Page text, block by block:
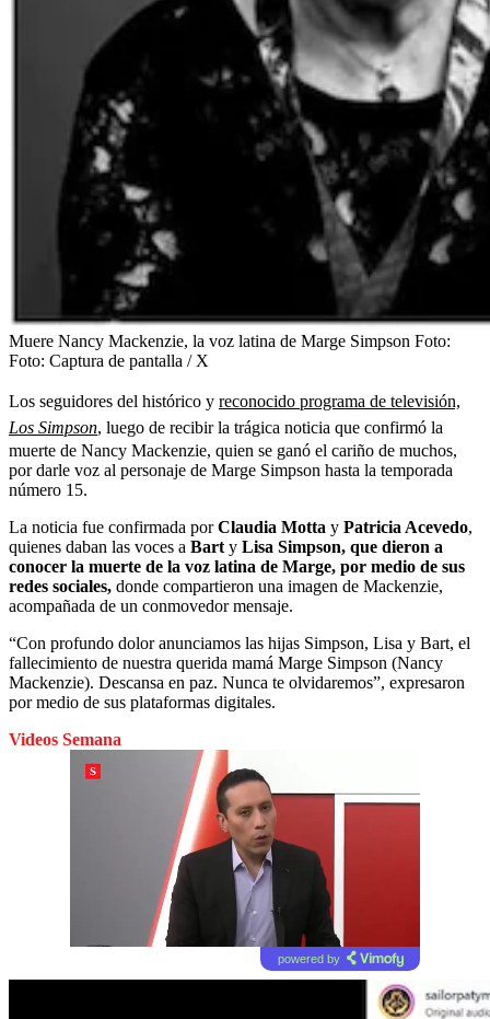
Muere Nancy Mackenzie, la voz latina de Marge Simpson Foto:
Foto: Captura de pantalla / X
Los seguidores del histórico y reconocido programa de televisión,
Los Simpson, luego de recibir la trágica noticia que confirmó la
muerte de Nancy Mackenzie, quien se ganó el cariño de muchos,
por darle voz al personaje de Marge Simpson hasta la temporada
número 15.
La noticia fue confirmada porClaudia Motta y Patricia Acevedo,
quienes daban las voces a Bart y Lisa Simpson, que dieron a
conocer la muerte de la voz latina de Marge, por medio de sus
redes sociales, donde compartieron una imagen de Mackenzie,
acompañada de un conmovedor mensaje.
“Con profundo dolor anunciamos las hijas Simpson, Lisa y Bart, el
fallecimiento de nuestra querida mamá Marge Simpson (Nancy
Mackenzie). Descansa en paz. Nunca te olvidaremos”, expresaron
por medio de sus plataformas digitales.
Videos Semana
powered by